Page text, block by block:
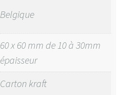
Belgique
60 x 60 mm de 10 à 30mm
épaisseur
Carton kraft